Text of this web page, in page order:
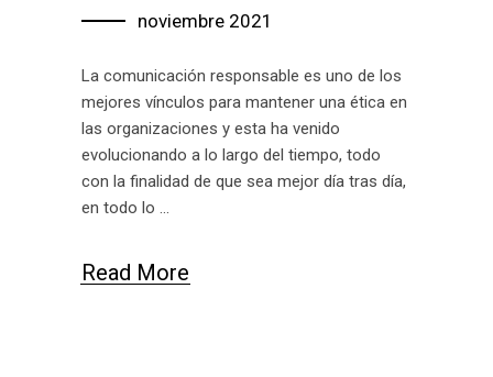
noviembre 2021
La comunicación responsable es uno de los
mejores vínculos para mantener una ética en
las organizaciones y esta ha venido
evolucionando a lo largo del tiempo, todo
con la finalidad de que sea mejor día tras día,
en todo lo
Read More